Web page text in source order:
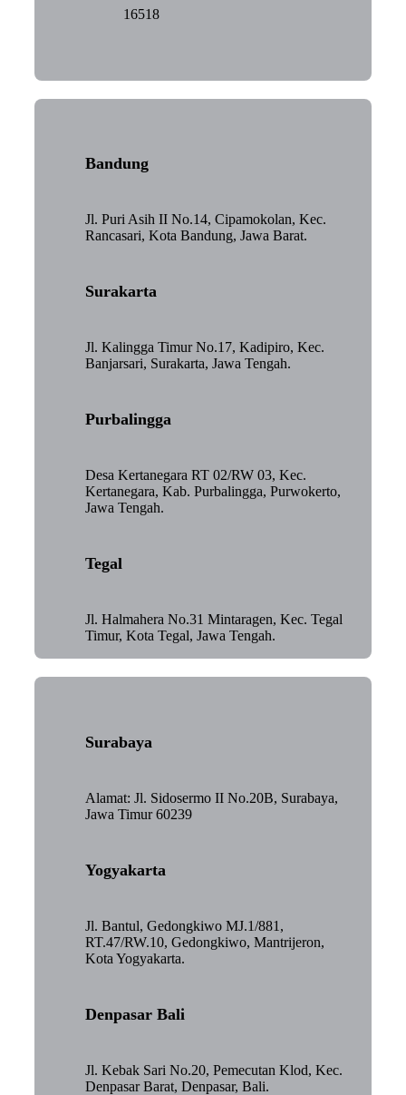
16518
Bandung
Jl. Puri Asih II No.14, Cipamokolan, Kec.
Rancasari, Kota Bandung, Jawa Barat.
Surakarta
Jl. Kalingga Timur No.17, Kadipiro, Kec.
Banjarsari, Surakarta, Jawa Tengah.
Purbalingga
Desa Kertanegara RT 02/RW 03, Kec.
Kertanegara, Kab. Purbalingga, Purwokerto,
Jawa Tengah.
Tegal
Jl. Halmahera No.31 Mintaragen, Kec. Tegal
Timur, Kota Tegal, Jawa Tengah.
Surabaya
Alamat: Jl. Sidosermo II No.20B, Surabaya,
Jawa Timur 60239
Yogyakarta
Jl. Bantul, Gedongkiwo MJ.1/881,
RT.47/RW.10, Gedongkiwo, Mantrijeron,
Kota Yogyakarta.
Denpasar Bali
Jl. Kebak Sari No.20, Pemecutan Klod, Kec.
Denpasar Barat, Denpasar, Bali.